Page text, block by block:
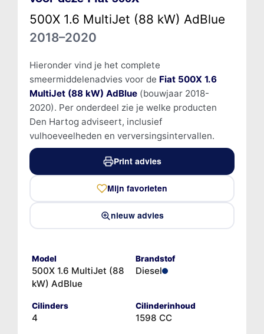
500X 1.6 MultiJet (88 kW) AdBlue
2018–2020
Hieronder vind je het complete
smeermiddelenadvies voor de Fiat 500X 1.6
MultiJet (88 kW) AdBlue(bouwjaar 2018-
2020). Per onderdeel zie je welke producten
Den Hartog adviseert, inclusief
vulhoeveelheden en verversingsintervallen.
Print advies
Mijn favorieten
nieuw advies
Model
500X 1.6 MultiJet (88
kW) AdBlue
Brandstof
Diesel
Cilinders
4
Cilinderinhoud
1598 CC